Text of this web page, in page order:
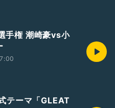
手権 潮崎豪vs小
テーマ「GLEAT